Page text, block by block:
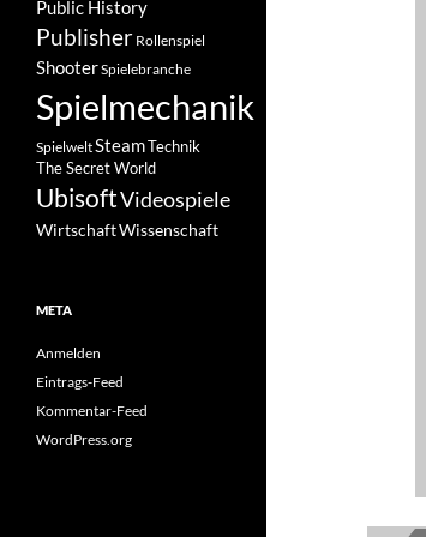
Public History
Publisher Rollenspiel
ShooterSpielebranche
Spielmechanik
SpielweltSteamTechnik
The Secret World
UbisoftVideospiele
WirtschaftWissenschaft
META
Anmelden
Eintrags-Feed
Kommentar-Feed
WordPress.org